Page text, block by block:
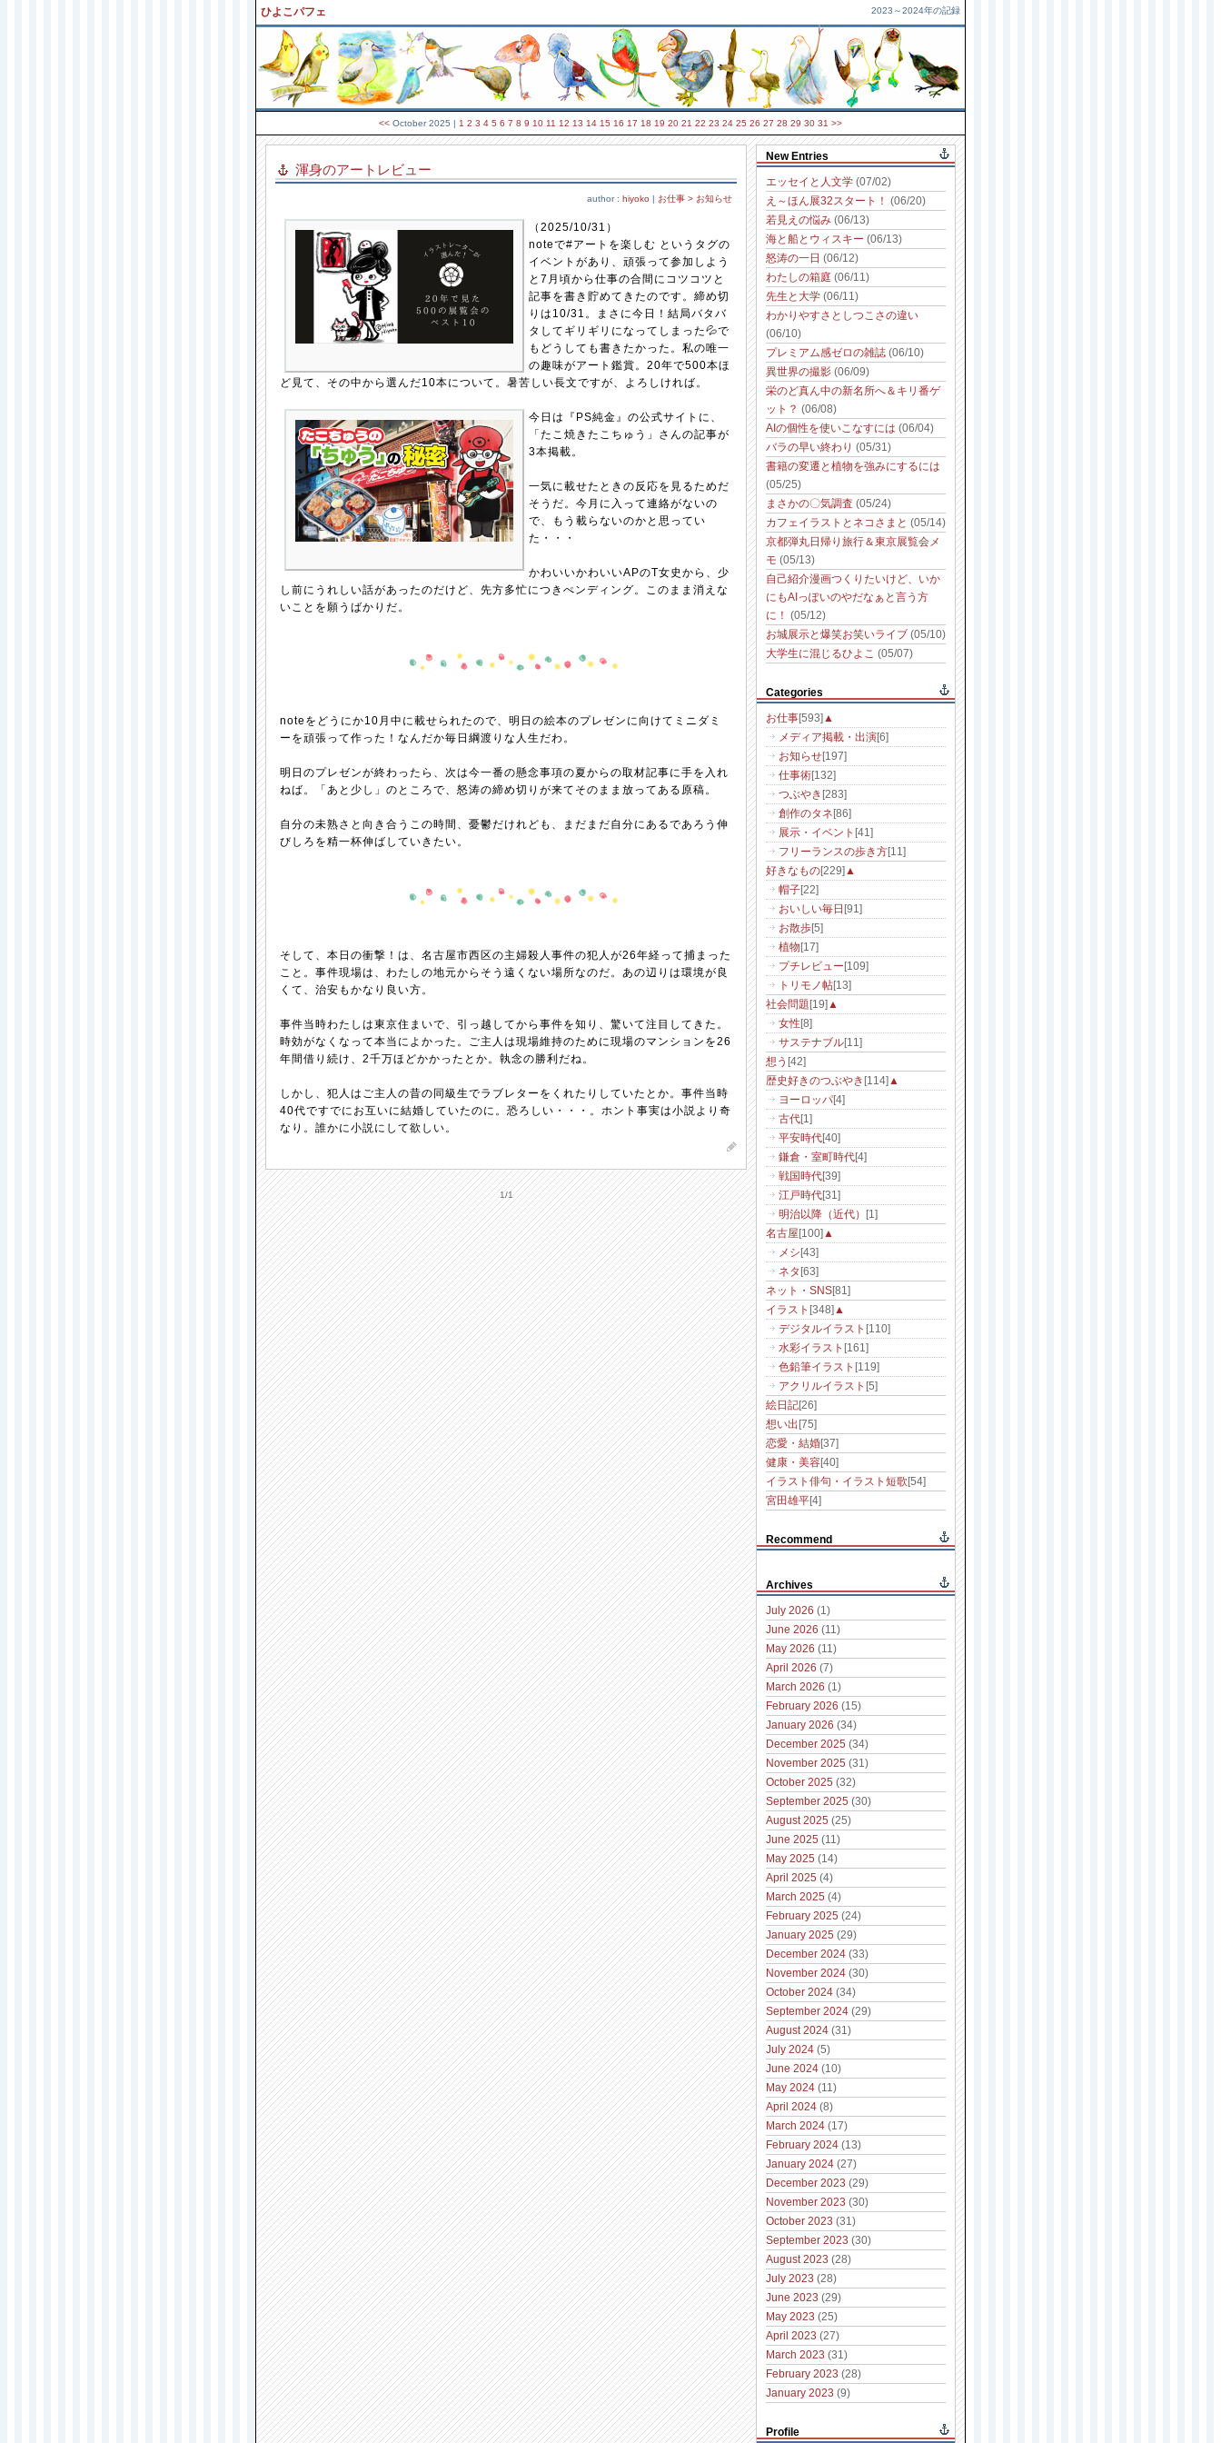
ひよこパフェ 2023～2024年の記録
<< October 2025 | 1 2 3 4 5 6 7 8 9 10 11 12 13 14 15 16 17 18 19 20 21 22 23 24 25 26 27 28 29 30 31 >>
渾身のアートレビュー
author : hiyoko | お仕事 > お知らせ
（2025/10/31）
noteで#アートを楽しむ というタグの
イベントがあり、頑張って参加しよう
と7月頃から仕事の合間にコツコツと
記事を書き貯めてきたのです。締め切
りは10/31。まさに今日！結局バタバ
タしてギリギリになってしまった💦で
もどうしても書きたかった。私の唯一
の趣味がアート鑑賞。20年で500本ほ
ど見て、その中から選んだ10本について。暑苦しい長文ですが、よろしければ。
今日は『PS純金』の公式サイトに、
「たこ焼きたこちゅう」さんの記事が
3本掲載。
一気に載せたときの反応を見るためだ
そうだ。今月に入って連絡がないの
で、もう載らないのかと思ってい
た・・・
かわいいかわいいAPのT女史から、少
し前にうれしい話があったのだけど、先方多忙につきぺンディング。このまま消えな
いことを願うばかりだ。
noteをどうにか10月中に載せられたので、明日の絵本のプレゼンに向けてミニダミ
ーを頑張って作った！なんだか毎日綱渡りな人生だわ。
明日のプレゼンが終わったら、次は今一番の懸念事項の夏からの取材記事に手を入れ
ねば。「あと少し」のところで、怒涛の締め切りが来てそのまま放ってある原稿。
自分の未熟さと向き合うこの時間、憂鬱だけれども、まだまだ自分にあるであろう伸
びしろを精一杯伸ばしていきたい。
そして、本日の衝撃！は、名古屋市西区の主婦殺人事件の犯人が26年経って捕まった
こと。事件現場は、わたしの地元からそう遠くない場所なのだ。あの辺りは環境が良
くて、治安もかなり良い方。
事件当時わたしは東京住まいで、引っ越してから事件を知り、驚いて注目してきた。
時効がなくなって本当によかった。ご主人は現場維持のために現場のマンションを26
年間借り続け、2千万ほどかかったとか。執念の勝利だね。
しかし、犯人はご主人の昔の同級生でラブレターをくれたりしていたとか。事件当時
40代ですでにお互いに結婚していたのに。恐ろしい・・・。ホント事実は小説より奇
なり。誰かに小説にして欲しい。
1/1
New Entries
エッセイと人文学 (07/02)
え～ほん展32スタート！
(06/20)
若見えの悩み (06/13)
海と船とウィスキー (06/13)
怒涛の一日 (06/12)
わたしの箱庭 (06/11)
先生と大学 (06/11)
わかりやすさとしつこさの違い
(06/10)
プレミアム感ゼロの雑誌 (06/10)
異世界の撮影 (06/09)
栄のど真ん中の新名所へ＆キリ番ゲ
ット？ (06/08)
AIの個性を使いこなすには (06/04)
バラの早い終わり (05/31)
書籍の変遷と植物を強みにするには
(05/25)
まさかの〇気調査 (05/24)
カフェイラストとネコさまと (05/14)
京都弾丸日帰り旅行＆東京展覧会メ
モ (05/13)
自己紹介漫画つくりたいけど、いか
にもAIっぽいのやだなぁと言う方
に！
(05/12)
お城展示と爆笑お笑いライブ (05/10)
大学生に混じるひよこ (05/07)
Categories
お仕事[593] ▲
メディア掲載・出演[6]
お知らせ[197]
仕事術[132]
つぶやき [283]
創作のタネ [86]
展示・イベント [41]
フリーランスの歩き方[11]
好きなもの[229] ▲
帽子[22]
おいしい毎日 [91]
お散歩[5]
植物 [17]
プチレビュー [109]
トリモノ帖[13]
社会問題 [19] ▲
女性 [8]
サステナブル[11]
想う [42]
歴史好きのつぶやき [114] ▲
ヨーロッパ[4]
古代[1]
平安時代[40]
鎌倉・室町時代[4]
戦国時代[39]
江戸時代[31]
明治以降（近代）
[1]
名古屋 [100] ▲
メシ [43]
ネタ [63]
ネット・SNS[81]
イラスト [348] ▲
デジタルイラスト [110]
水彩イラスト [161]
色鉛筆イラスト [119]
アクリルイラスト [5]
絵日記[26]
想い出 [75]
恋愛・結婚[37]
健康・美容[40]
イラスト俳句・イラスト短歌 [54]
宮田雄平[4]
Recommend
Archives
July 2026 (1)
June 2026 (11)
May 2026 (11)
April 2026 (7)
March 2026 (1)
February 2026 (15)
January 2026 (34)
December 2025 (34)
November 2025 (31)
October 2025 (32)
September 2025 (30)
August 2025 (25)
June 2025 (11)
May 2025 (14)
April 2025 (4)
March 2025 (4)
February 2025 (24)
January 2025 (29)
December 2024 (33)
November 2024 (30)
October 2024 (34)
September 2024 (29)
August 2024 (31)
July 2024 (5)
June 2024 (10)
May 2024 (11)
April 2024 (8)
March 2024 (17)
February 2024 (13)
January 2024 (27)
December 2023 (29)
November 2023 (30)
October 2023 (31)
September 2023 (30)
August 2023 (28)
July 2023 (28)
June 2023 (29)
May 2023 (25)
April 2023 (27)
March 2023 (31)
February 2023 (28)
January 2023 (9)
Profile